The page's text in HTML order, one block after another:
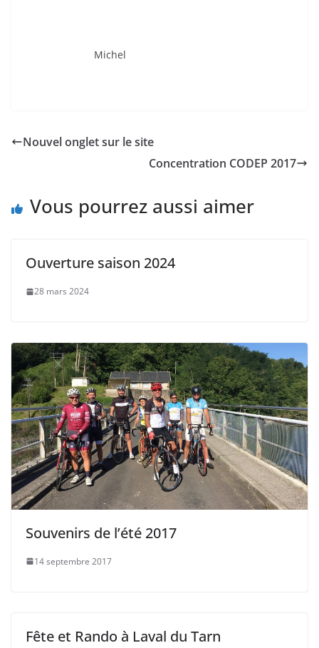
Michel
Nouvel onglet sur le site
Concentration CODEP 2017
Vous pourrez aussi aimer
Ouverture saison 2024
28 mars 2024
Souvenirs de l’été 2017
14 septembre 2017
Fête et Rando à Laval du Tarn